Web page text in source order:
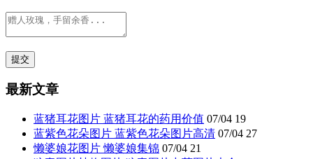
最新文章
蓝猪耳花图片 蓝猪耳花的药用价值 07/04 19
蓝紫色花朵图片 蓝紫色花朵图片高清 07/04 27
懒婆娘花图片 懒婆娘集锦 07/04 21